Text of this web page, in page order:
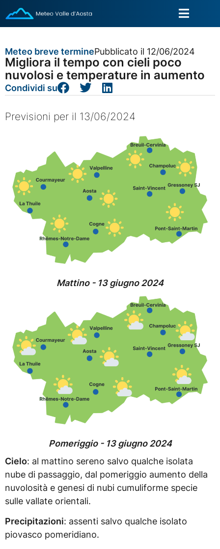
Meteo breve terminePubblicato il 12/06/2024
Migliora il tempo con cieli poco
nuvolosi e temperature in aumento
Condividi su
Previsioni per il 13/06/2024
Mattino - 13 giugno 2024
Pomeriggio - 13 giugno 2024
Cielo: al mattino sereno salvo qualche isolata
nube di passaggio, dal pomeriggio aumento della
nuvolosità e genesi di nubi cumuliforme specie
sulle vallate orientali.
Precipitazioni: assenti salvo qualche isolato
piovasco pomeridiano.